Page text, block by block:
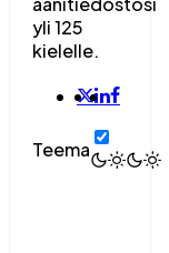
yli 125
kielelle.
Teema